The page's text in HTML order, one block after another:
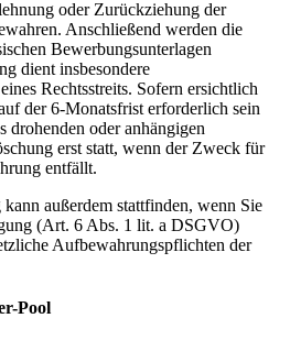
oder Zurückziehung der
Anschließend werden die
Bewerbungsunterlagen
dient insbesondere
Rechtsstreits. Sofern ersichtlich
der 6-Monatsfrist erforderlich sein
drohenden oder anhängigen
erst statt, wenn der Zweck für
entfällt.
außerdem stattfinden, wenn Sie
(Art. 6 Abs. 1 lit. a DSGVO)
Aufbewahrungspflichten der
Pool